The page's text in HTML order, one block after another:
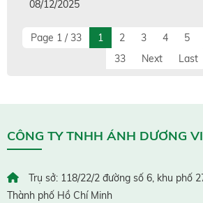
08/12/2025
Page 1 / 33 1 2 3 4 5
33
Next Last
CÔNG TY TNHH ÁNH DƯƠNG
Trụ sở: 118/22/2 đường số 6, khu phố
Thành phố Hồ Chí Minh